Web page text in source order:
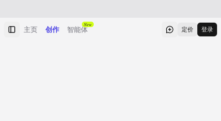
主页 创作 智能体
New
定价 登录